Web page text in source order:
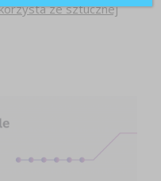
ze sztucznej